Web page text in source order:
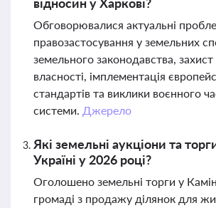
Обговорювалися актуальні
правозастосування у земельних
земельного законодавства, захист
власності, імплементація
стандартів та виклики воєнного
системи. Джерело
Які земельні аукціони та
Україні у 2026 році?
Оголошено земельні торги у
громаді з продажу ділянок для